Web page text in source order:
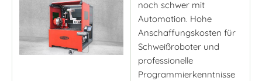
noch schwer mit
Automation. Hohe
Anschaffungskosten für
Schweißroboter und
professionelle
Programmierkenntnisse